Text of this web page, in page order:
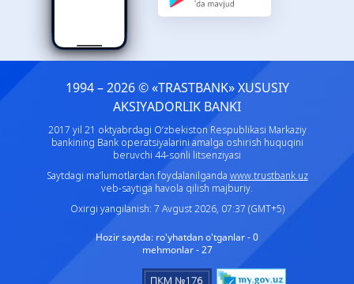
1994 – 2026 © «TRASTBANK» ХUSUSIY
AKSIYADORLIK BANKI
2017 yil 21 oktyabrdagi O‘zbekiston Respublikasi Markaziy
bankining Bank operatsiyalarini amalga oshirish huquqini
beruvchi 44-sonli litsenziyasi
Saytdagi ma’lumotlardan foydalanilganda www.trustbank.uz
veb-saytiga havola qilish majburiy.
Oxirgi yangilanish: 7 Avgust 2026, 07:37 (GMT+5)
Hozir saytda: ro'yhatdan o'tganlar - 0
mehmonlar - 27